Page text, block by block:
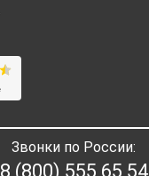
Звонки по России:
8 (800) 555 65 54